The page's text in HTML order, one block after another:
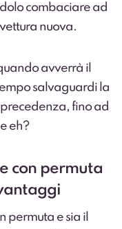
combaciare ad
nuova.
avverrà il
salvaguardi la
fino ad
eh?
con permuta
permuta e sia il